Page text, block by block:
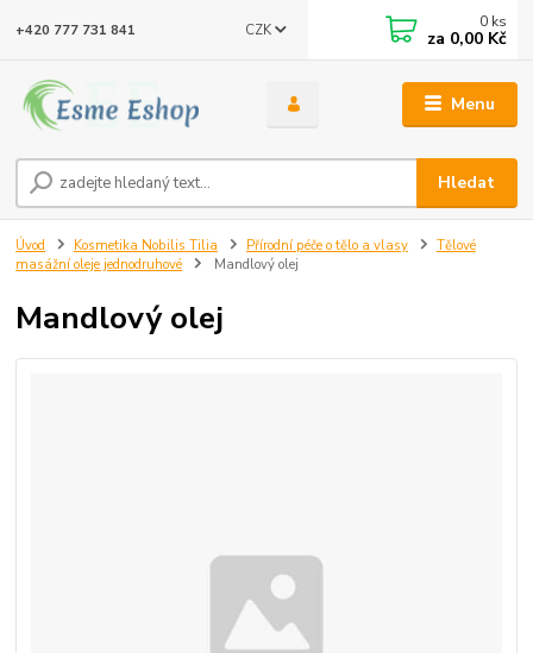
Menu
CZK
Hledat
+420 777 731 841 0 ks
za 0,00 Kč
Úvod Kosmetika Nobilis Tilia Přírodní péče o tělo a vlasy
Tělové
masážní oleje jednodruhové
Mandlový olej
Mandlový olej